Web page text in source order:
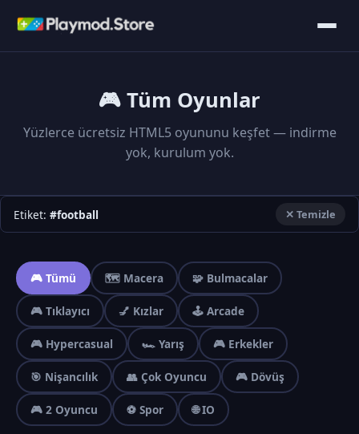
🎮 Tüm Oyunlar
Yüzlerce ücretsiz HTML5 oyununu keşfet — indirme
yok, kurulum yok.
Etiket: #football ✕ Temizle
🎮 Tümü 🗺️ Macera 🧩 Bulmacalar
🎮 Tıklayıcı 💅 Kızlar 🕹️ Arcade
🎮 Hypercasual 🏎️ Yarış 🎮 Erkekler
🎯 Nişancılık 👥 Çok Oyuncu 🎮 Dövüş
🎮 2 Oyuncu ⚽ Spor 🌐 IO